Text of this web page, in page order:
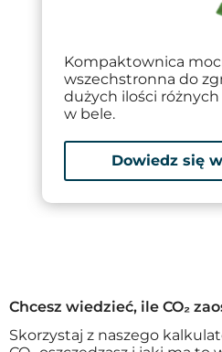
Kompaktownica
wszechstronna do
dużych ilości
w bele.
Dowiedz się
Chcesz wiedzieć, ile CO₂
Skorzystaj z naszego